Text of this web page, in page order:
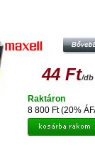
FÜLHALLGATÓ
44 Ft/db
8 800 Ft (20%
Raktáron